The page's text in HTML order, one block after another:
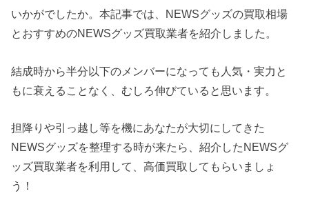
いかがでしたか。本記事では、NEWSグッズの買取相場
とおすすめのNEWSグッズ買取業者を紹介しました。
結成時から半分以下のメンバーになっても人気・実力と
もに衰えることなく、むしろ伸びていると思います。
担降りや引っ越し等を機にあなたが大切にしてきた
NEWSグッズを整理する時が来たら、紹介したNEWSグ
ッズ買取業者を利用して、高価買取してもらいましょ
う！